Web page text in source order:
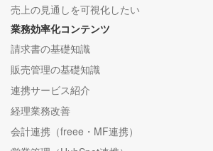
売上の見通しを可視化したい
業務効率化コンテンツ
請求書の基礎知識
販売管理の基礎知識
連携サービス紹介
経理業務改善
会計連携（freee・MF連携）